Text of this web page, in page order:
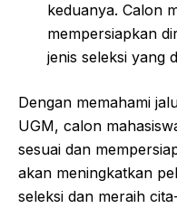
keduanya. Calon
mempersiapkan
jenis seleksi yang
Dengan memahami
UGM, calon
sesuai dan
akan meningkatkan
seleksi dan meraih